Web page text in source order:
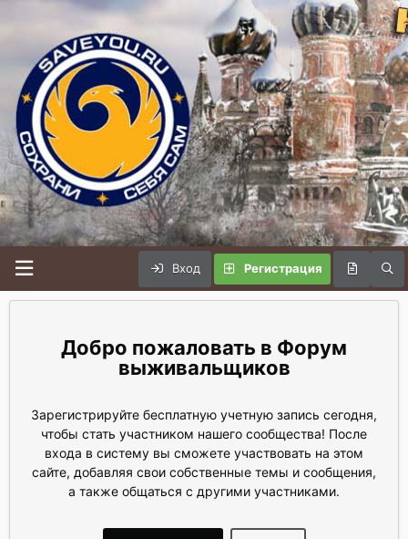
Вход Регистрация
Форум
выживальщиков
Зарегистрируйте бесплатную учетную запись сегодня,
чтобы стать участником нашего сообщества! После
входа в систему вы сможете участвовать на этом
сайте, добавляя свои собственные темы и сообщения,
а также общаться с другими участниками.